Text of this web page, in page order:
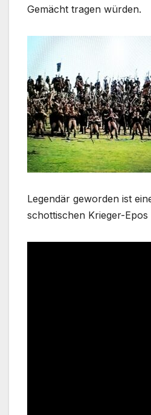
Gemächt tragen würden.
Legendär geworden ist
schottischen Krieger-Epos